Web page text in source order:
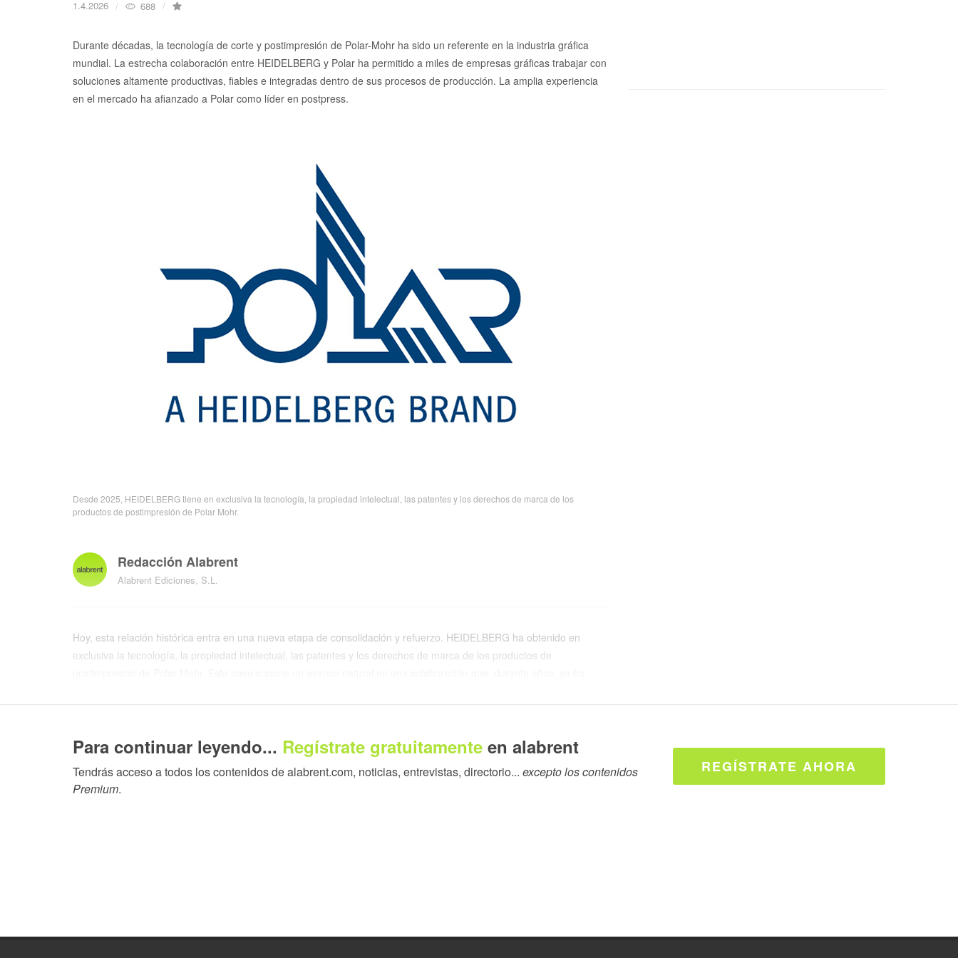
1.4.2026 688
Durante décadas, la tecnología de corte y postimpresión de Polar-Mohr ha sido un referente en la industria gráfica
mundial. La estrecha colaboración entre HEIDELBERG y Polar ha permitido a miles de empresas gráficas trabajar con
soluciones altamente productivas, fiables e integradas dentro de sus procesos de producción. La amplia experiencia
en el mercado ha afianzado a Polar como líder en postpress.
Desde 2025, HEIDELBERG tiene en exclusiva la tecnología, la propiedad intelectual, las patentes y los derechos de marca de los
productos de postimpresión de Polar Mohr.
Redacción Alabrent
Alabrent Ediciones, S.L.
Hoy, esta relación histórica entra en una nueva etapa de consolidación y refuerzo. HEIDELBERG ha obtenido en
exclusiva la tecnología, la propiedad intelectual, las patentes y los derechos de marca de los productos de
PostPress Commercial, manteniendo sus actividades de ingeniería, producción y servicio. De este modo, se garantiza
la continuidad del know-how industrial y el conocimiento técnico que han caracterizado a Polar durante generaciones.
Para el mercado gráfico, este nuevo escenario aporta un mensaje claro: la oferta de soluciones Polar distribuidas en
clientes actuales y futuros, no cambia nada:
Para continuar leyendo... Regístrate gratuitamente en alabrent
Tendrás acceso a todos los contenidos de alabrent.com, noticias, entrevistas, directorio... excepto los contenidos
Premium.
REGÍSTRATE AHORA